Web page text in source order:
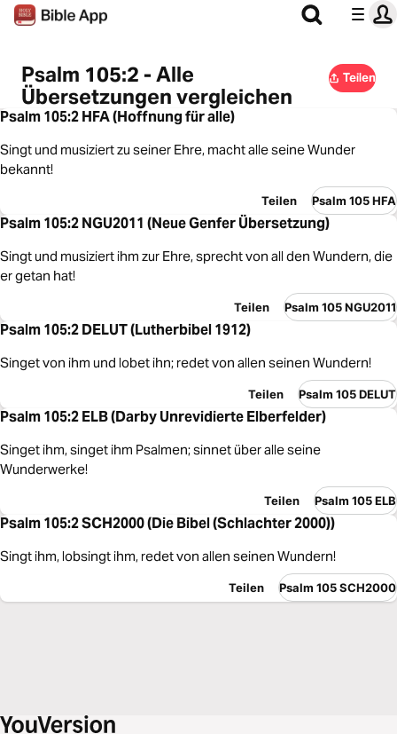
Psalm 105:2 - Alle
Übersetzungen vergleichen
Teilen
Psalm 105:2 HFA (Hoffnung für alle)
Singt und musiziert zu seiner Ehre, macht alle seine Wunder
bekannt!
Teilen Psalm 105 HFA
Psalm 105:2 NGU2011 (Neue Genfer Übersetzung)
Singt und musiziert ihm zur Ehre, sprecht von all den Wundern, die
er getan hat!
Teilen Psalm 105 NGU2011
Psalm 105:2 DELUT (Lutherbibel 1912)
Singet von ihm und lobet ihn; redet von allen seinen Wundern!
Teilen Psalm 105 DELUT
Psalm 105:2 ELB (Darby Unrevidierte Elberfelder)
Singet ihm, singet ihm Psalmen; sinnet über alle seine
Wunderwerke!
Teilen Psalm 105 ELB
Psalm 105:2 SCH2000 (Die Bibel (Schlachter 2000))
Singt ihm, lobsingt ihm, redet von allen seinen Wundern!
Teilen Psalm 105 SCH2000